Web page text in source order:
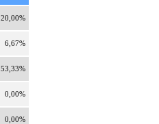
20,00%
6,67%
53,33%
0,00%
0,00%